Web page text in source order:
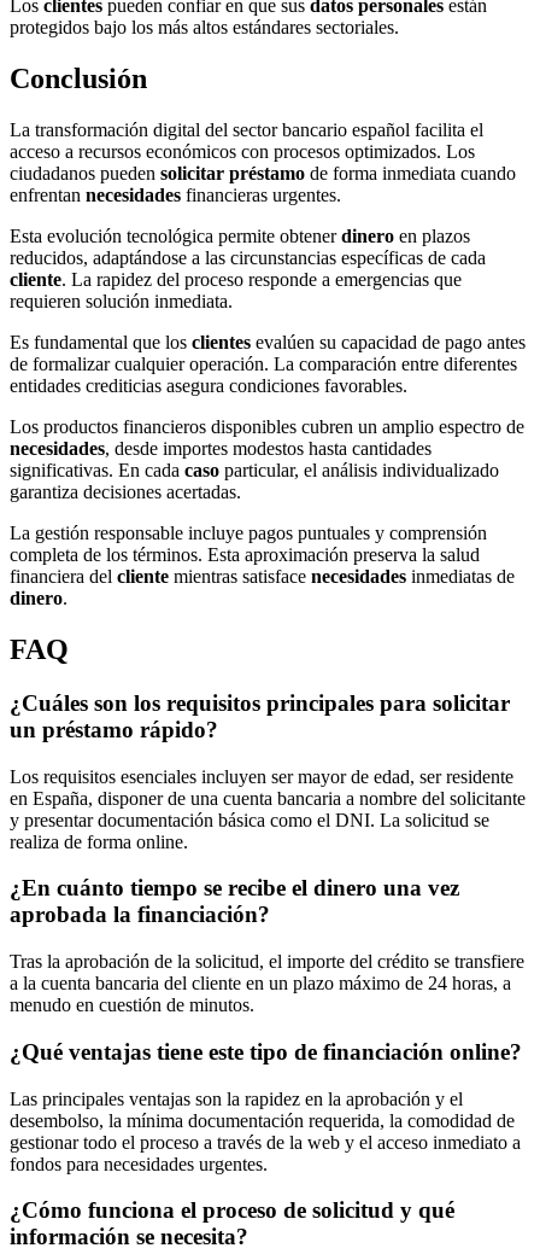
Los clientes pueden confiar en que sus datos personales están
protegidos bajo los más altos estándares sectoriales.
Conclusión
La transformación digital del sector bancario español facilita el
acceso a recursos económicos con procesos optimizados. Los
ciudadanos pueden solicitar préstamo de forma inmediata cuando
enfrentan necesidades financieras urgentes.
Esta evolución tecnológica permite obtenerdinero en plazos
reducidos, adaptándose a las circunstancias específicas de cada
cliente. La rapidez del proceso responde a emergencias que
requieren solución inmediata.
Es fundamental que los clientes evalúen su capacidad de pago antes
de formalizar cualquier operación. La comparación entre diferentes
entidades crediticias asegura condiciones favorables.
Los productos financieros disponibles cubren un amplio espectro de
necesidades, desde importes modestos hasta cantidades
significativas. En cada caso particular, el análisis individualizado
garantiza decisiones acertadas.
La gestión responsable incluye pagos puntuales y comprensión
completa de los términos. Esta aproximación preserva la salud
financiera del cliente mientras satisface necesidades inmediatas de
dinero.
FAQ
¿Cuáles son los requisitos principales para solicitar
un préstamo rápido?
Los requisitos esenciales incluyen ser mayor de edad, ser residente
en España, disponer de una cuenta bancaria a nombre del solicitante
y presentar documentación básica como el DNI. La solicitud se
realiza de forma online.
¿En cuánto tiempo se recibe el dinero una vez
aprobada la financiación?
Tras la aprobación de la solicitud, el importe del crédito se transfiere
a la cuenta bancaria del cliente en un plazo máximo de 24 horas, a
menudo en cuestión de minutos.
¿Qué ventajas tiene este tipo de financiación online?
Las principales ventajas son la rapidez en la aprobación y el
desembolso, la mínima documentación requerida, la comodidad de
gestionar todo el proceso a través de la web y el acceso inmediato a
fondos para necesidades urgentes.
¿Cómo funciona el proceso de solicitud y qué
información se necesita?